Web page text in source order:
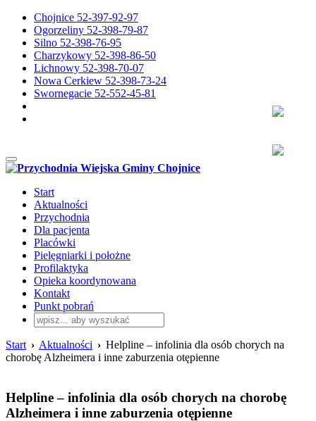
Chojnice 52-397-92-97
Ogorzeliny 52-398-79-87
Silno 52-398-76-95
Charzykowy 52-398-86-50
Lichnowy 52-398-70-07
Nowa Cerkiew 52-398-73-24
Swornegacie 52-552-45-81
Przełącz nawigację
Start
Aktualności
Przychodnia
Dla pacjenta
Placówki
Pielęgniarki i położne
Profilaktyka
Opieka koordynowana
Kontakt
Punkt pobrań
Start › Aktualności › Helpline – infolinia dla osób chorych na
chorobę Alzheimera i inne zaburzenia otępienne
Helpline – infolinia dla osób chorych na chorobę
Alzheimera i inne zaburzenia otępienne